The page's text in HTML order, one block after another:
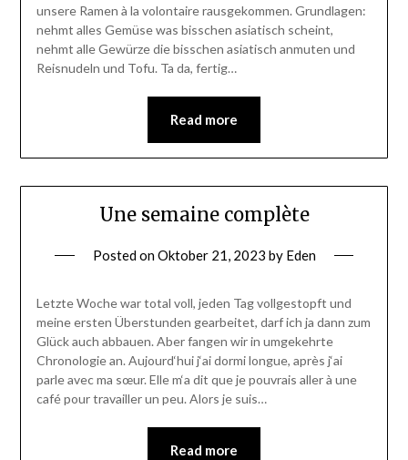
unsere Ramen à la volontaire rausgekommen. Grundlagen:
nehmt alles Gemüse was bisschen asiatisch scheint,
nehmt alle Gewürze die bisschen asiatisch anmuten und
Reisnudeln und Tofu. Ta da, fertig…
Read more
Une semaine complète
Posted onOktober 21, 2023 by Eden
Letzte Woche war total voll, jeden Tag vollgestopft und
meine ersten Überstunden gearbeitet, darf ich ja dann zum
Glück auch abbauen. Aber fangen wir in umgekehrte
Chronologie an. Aujourd‘hui j‘ai dormi longue, après j‘ai
parle avec ma sœur. Elle m‘a dit que je pouvrais aller à une
café pour travailler un peu. Alors je suis…
Read more